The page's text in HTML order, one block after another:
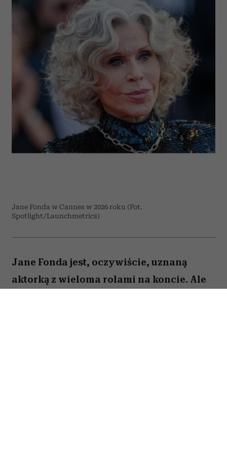
Jane Fonda w Cannes w 2026 roku (Fot.
Spotlight/Launchmetrics)
Jane Fonda jest, oczywiście, uznaną
aktorką z wieloma rolami na koncie. Ale